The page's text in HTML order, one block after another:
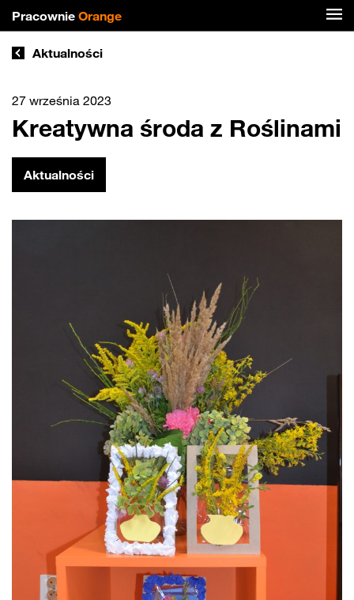
Pracownie Orange
Aktualności
27 września 2023
Kreatywna środa z Roślinami
Aktualności